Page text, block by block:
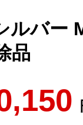
ルバー
品